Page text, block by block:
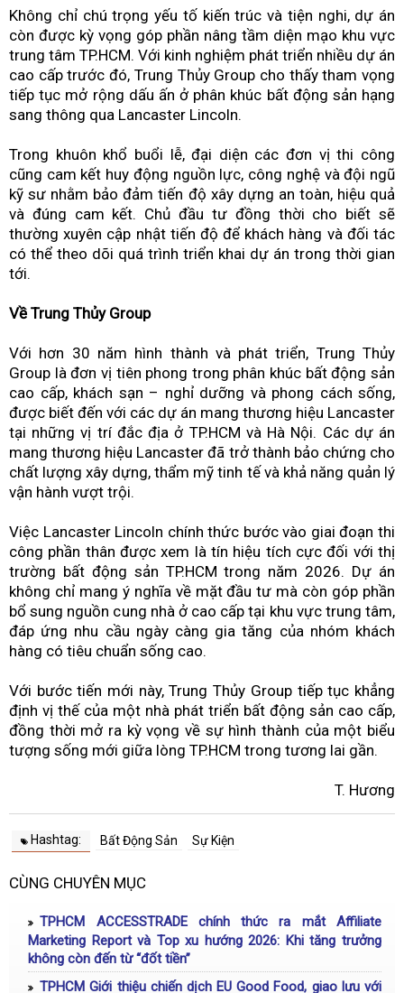
Không chỉ chú trọng yếu tố kiến trúc và tiện nghi, dự án
còn được kỳ vọng góp phần nâng tầm diện mạo khu vực
trung tâm TP.HCM. Với kinh nghiệm phát triển nhiều dự án
cao cấp trước đó, Trung Thủy Group cho thấy tham vọng
tiếp tục mở rộng dấu ấn ở phân khúc bất động sản hạng
sang thông qua Lancaster Lincoln.
Trong khuôn khổ buổi lễ, đại diện các đơn vị thi công
cũng cam kết huy động nguồn lực, công nghệ và đội ngũ
kỹ sư nhằm bảo đảm tiến độ xây dựng an toàn, hiệu quả
và đúng cam kết. Chủ đầu tư đồng thời cho biết sẽ
thường xuyên cập nhật tiến độ để khách hàng và đối tác
có thể theo dõi quá trình triển khai dự án trong thời gian
tới.
Về Trung Thủy Group
Với hơn 30 năm hình thành và phát triển, Trung Thủy
Group là đơn vị tiên phong trong phân khúc bất động sản
cao cấp, khách sạn – nghỉ dưỡng và phong cách sống,
được biết đến với các dự án mang thương hiệu Lancaster
tại những vị trí đắc địa ở TP.HCM và Hà Nội. Các dự án
mang thương hiệu Lancaster đã trở thành bảo chứng cho
chất lượng xây dựng, thẩm mỹ tinh tế và khả năng quản lý
vận hành vượt trội.
Việc Lancaster Lincoln chính thức bước vào giai đoạn thi
công phần thân được xem là tín hiệu tích cực đối với thị
trường bất động sản TP.HCM trong năm 2026. Dự án
không chỉ mang ý nghĩa về mặt đầu tư mà còn góp phần
bổ sung nguồn cung nhà ở cao cấp tại khu vực trung tâm,
đáp ứng nhu cầu ngày càng gia tăng của nhóm khách
hàng có tiêu chuẩn sống cao.
Với bước tiến mới này, Trung Thủy Group tiếp tục khẳng
định vị thế của một nhà phát triển bất động sản cao cấp,
đồng thời mở ra kỳ vọng về sự hình thành của một biểu
tượng sống mới giữa lòng TP.HCM trong tương lai gần.
T. Hương
Hashtag: Bất Động Sản Sự Kiện
CÙNG CHUYÊN MỤC
TPHCM ACCESSTRADE chính thức ra mắt Affiliate
Marketing Report và Top xu hướng 2026: Khi tăng trưởng
không còn đến từ “đốt tiền”
TPHCM Giới thiệu chiến dịch EU Good Food, giao lưu với